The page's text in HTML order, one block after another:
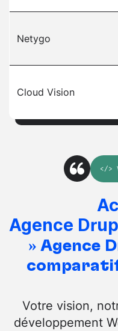
Netygo
Cloud Vision
</>
Agence
» Agence
Votre vision,
développement